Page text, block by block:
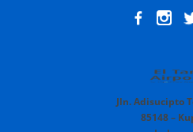
Jln. Adisucipto
85148 –